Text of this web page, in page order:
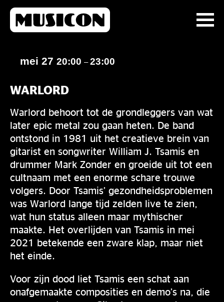
mei 27 20:00 –23:00
WARLORD
Warlord behoort tot de grondleggers van wat
later epic metal zou gaan heten. De band
ontstond in 1981 uit het creatieve brein van
gitarist en songwriter William J. Tsamis en
drummer Mark Zonder en groeide uit tot een
cultnaam met een enorme schare trouwe
volgers. Door Tsamis’ gezondheidsproblemen
was Warlord lange tijd zelden live te zien,
wat hun status alleen maar mythischer
maakte. Het overlijden van Tsamis in mei
2021 betekende een zware klap, maar niet
het einde.
Voor zijn dood liet Tsamis een schat aan
onafgemaakte composities en demo’s na, die